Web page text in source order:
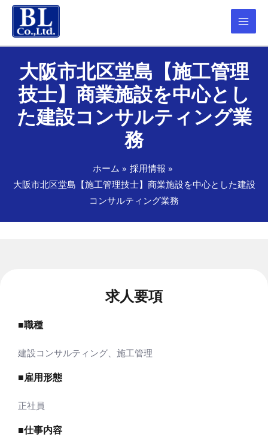
大阪市北区堂島【施工管理
技士】商業施設を中心とし
た建設コンサルティング業
務
ホーム
採用情報
大阪市北区堂島【施工管理技士】商業施設を中心とした建設
コンサルティング業務
求人要項
■職種
建設コンサルティング、施工管理
■雇用形態
正社員
■仕事内容